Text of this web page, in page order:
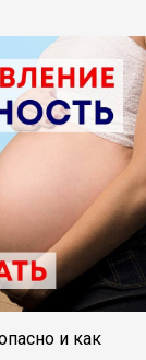
и как